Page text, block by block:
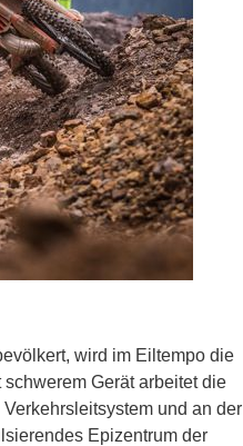
wird im Eiltempo die
Gerät arbeitet die
und an der
Epizentrum der